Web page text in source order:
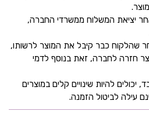
יציאת המשלוח ממשרדי החברה,
שהלקוח כבר קיבל את המוצר לרשותו,
חזרה לחברה, זאת בנוסף לדמי
להיות שינויים קלים במוצרים
עילה לביטול הזמנה.